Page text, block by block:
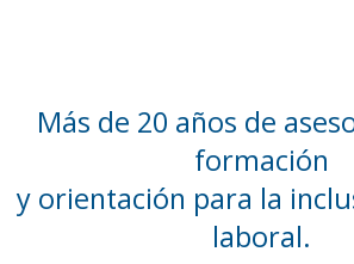
Más de 20 años de
formación
y orientación para la
laboral.